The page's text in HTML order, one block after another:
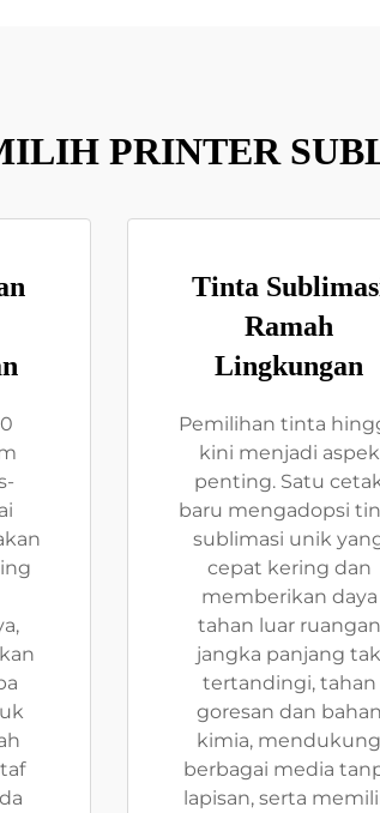
PRINTER
Tinta
Ramah
Lingkungan
Pemilihan tinta
kini menjadi aspek
penting. Satu
baru mengadopsi
sublimasi unik
cepat kering dan
memberikan daya
tahan luar ruangan
jangka panjang tak
tertandingi, tahan
goresan dan bahan
kimia, mendukung
berbagai media
lapisan, serta